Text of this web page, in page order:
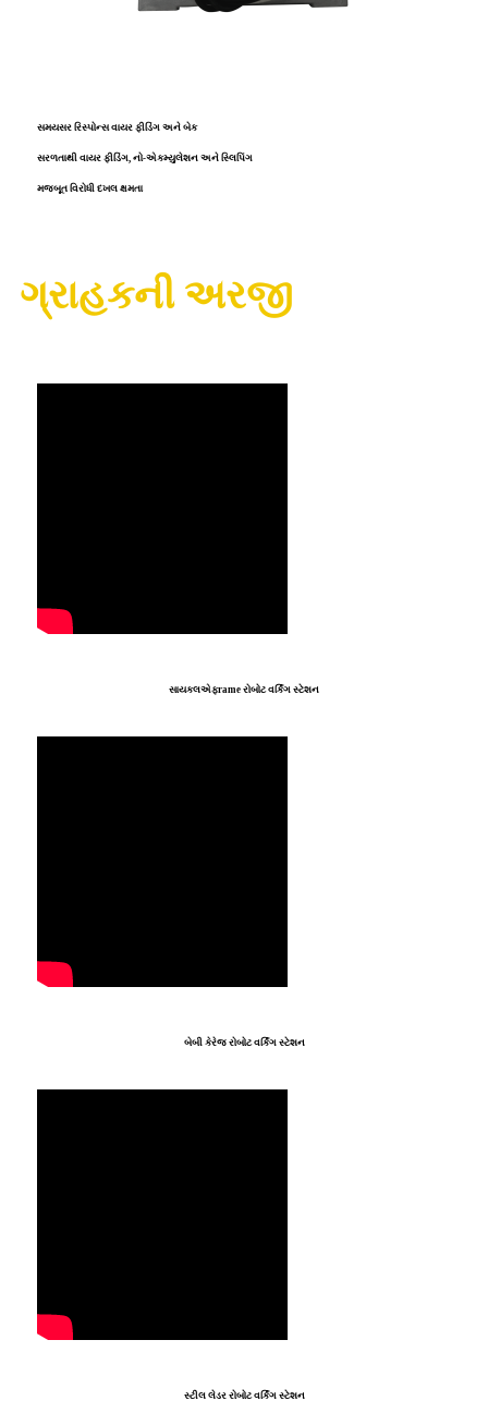
સમયસર રિસ્પોન્સ વાયર ફીડિંગ અને બેક
સરળતાથી વાયર ફીડિંગ, નો-એકમ્યુલેશન અને સ્લિપિંગ
મજબૂત વિરોધી દખલ ક્ષમતા
ગ્રાહકની અરજી
સાયકલએફrame રોબોટ વર્કિંગ સ્ટેશન
બેબી કેરેજ રોબોટ વર્કિંગ સ્ટેશન
સ્ટીલ લેડર રોબોટ વર્કિંગ સ્ટેશન